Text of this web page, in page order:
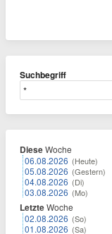
Suchbegriff
DieseWoche
06.08.2026 (Heute)
05.08.2026 (Gestern)
04.08.2026 (Di)
03.08.2026 (Mo)
LetzteWoche
02.08.2026 (So)
01.08.2026 (Sa)